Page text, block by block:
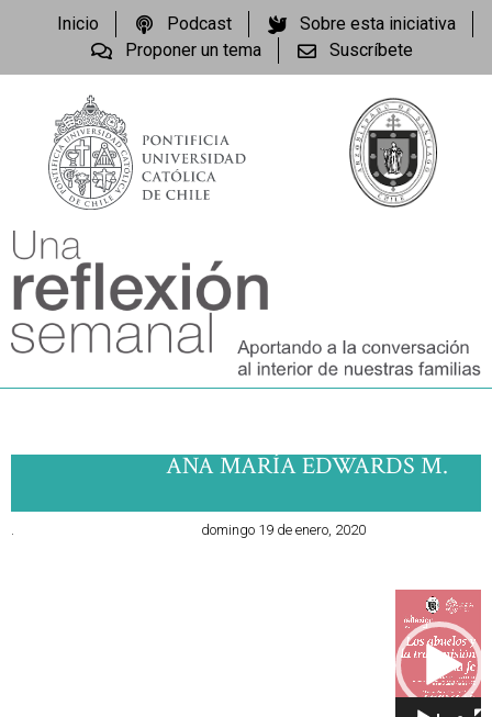
Inicio Podcast
Sobre esta iniciativa
Proponer un tema
Suscríbete
ANA MARÍA EDWARDS M.
. domingo 19 de enero, 2020
de
vídeo